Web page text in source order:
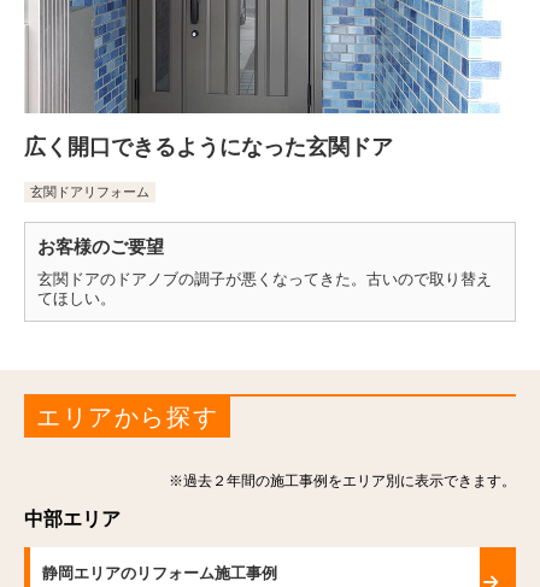
広く開口できるようになった玄関ドア
玄関ドアリフォーム
お客様のご要望
玄関ドアのドアノブの調子が悪くなってきた。古いので取り替え
てほしい。
エリアから探す
※過去２年間の施工事例をエリア別に表示できます。
中部エリア
静岡エリアのリフォーム施工事例